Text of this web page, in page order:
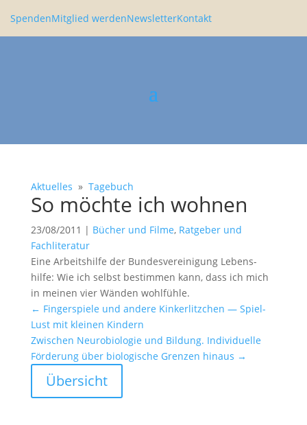
SpendenMitglied werdenNewsletterKontakt
Aktuelles » Tagebuch
So möchte ich wohnen
23/08/2011 | Bücher und Filme, Ratgeber und
Fachliteratur
Eine Arbeits­hilfe der Bundes­ver­ei­ni­gung Lebens­
hilfe: Wie ich selbst bestimmen kann, dass ich mich
in meinen vier Wänden wohlfühle.
← Finger­spiele und andere Kinker­litz­chen — Spiel-
Lust mit kleinen Kindern
Zwischen Neuro­bio­logie und Bildung. Indivi­du­elle
Förde­rung über biolo­gi­sche Grenzen hinaus →
Übersicht